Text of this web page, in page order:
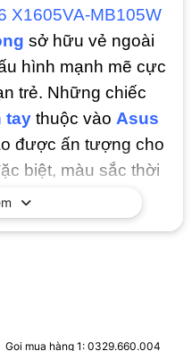
X1605VA-MB105W
sở hữu vẻ ngoài
hình mạnh mẽ cực
trẻ. Những chiếc
taythuộc vào Asus
được ấn tượng cho
biệt, màu sắc thời
đối tượng.
chiếcLaptop Asus
ưu ái cho ra mắt 3
Gọi mua hàng 1: 0329.660.004